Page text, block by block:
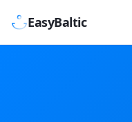
EasyBaltic